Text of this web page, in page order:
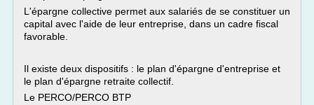
L'épargne collective permet aux salariés de se constituer un
capital avec l'aide de leur entreprise, dans un cadre fiscal
favorable.
Il existe deux dispositifs : le plan d'épargne d'entreprise et
le plan d'épargne retraite collectif.
Le PERCO/PERCO BTP